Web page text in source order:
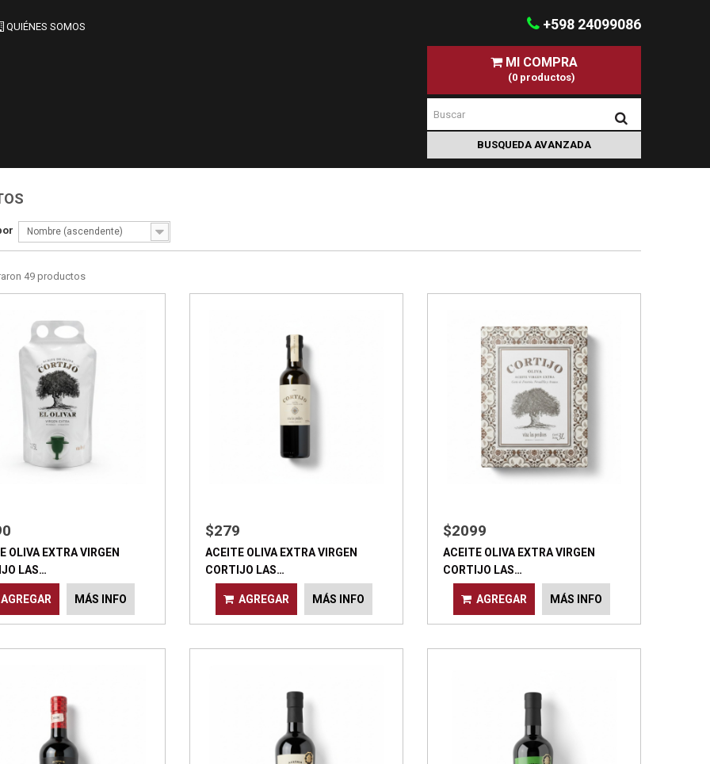
QUIÉNES SOMOS +598 24099086
MI COMPRA
(0 productos)
Nombre (ascendente)
49 productos
OLIVA EXTRA VIRGEN
LAS…
AGREGAR MÁS INFO
$279
ACEITE OLIVA EXTRA VIRGEN
CORTIJO LAS…
AGREGAR MÁS INFO
$2099
ACEITE OLIVA EXTRA VIRGEN
CORTIJO LAS…
AGREGAR MÁS INFO